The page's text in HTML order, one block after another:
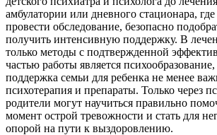
амбулатории или дневного стационара,
провести обследование, безопасно
получить интенсивную поддержку. В
только методы с подтвержденной
частью работы является
поддержка семьи для ребенка не менее
психотерапия и препараты. Только через
родители могут научиться правильно
момент острой тревожности и стать для
опорой на пути к выздоровлению.